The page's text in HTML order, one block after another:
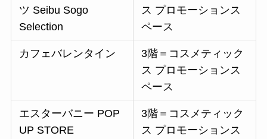
ツ Seibu Sogo
Selection
ス プロモーションス
ペース
カフェバレンタイン
3階＝コスメティック
ス プロモーションス
ペース
エスターバニー POP
UP STORE
3階＝コスメティック
ス プロモーションス